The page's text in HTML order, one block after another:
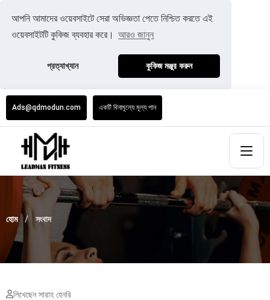
আপনি আমাদের ওয়েবসাইটে সেরা অভিজ্ঞতা পেতে নিশ্চিত করতে এই
ওয়েবসাইটটি কুকিজ ব্যবহার করে।
আরও জানুন
প্রত্যাখ্যান কুকিজ মঞ্জুর করুন
Ads@qdmodun.com একটি বিনামূল্যে মূল্য পান
হোম সংবাদ
লিখেছেন সারাহ হেনরি